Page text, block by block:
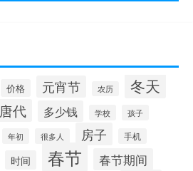
价格 元宵节 农历 冬天
唐代 多少钱 学校 孩子
年初 很多人 房子 手机
时间 春节 春节期间